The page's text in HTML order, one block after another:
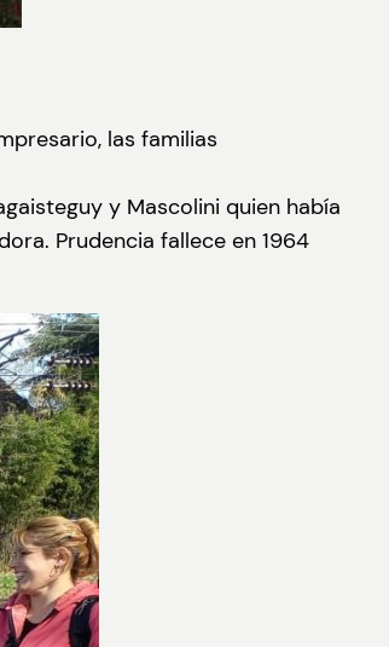
las familias
y Mascolini quien había
Prudencia fallece en 1964